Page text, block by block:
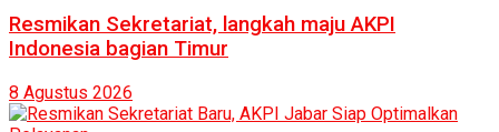
Resmikan Sekretariat, langkah maju AKPI
Indonesia bagian Timur
8 Agustus 2026